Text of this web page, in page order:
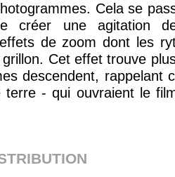
Cela se
créer une agitation
de zoom dont les
Cet effet trouve
descendent, rappelant
- qui ouvraient le